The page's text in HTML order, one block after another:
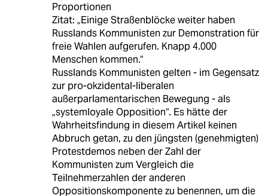
Proportionen
Zitat: „Einige Straßenblöcke weiter haben
Russlands Kommunisten zur Demonstration für
freie Wahlen aufgerufen. Knapp 4.000
Menschen kommen.“
Russlands Kommunisten gelten - im Gegensatz
zur pro-okzidental-liberalen
außerparlamentarischen Bewegung - als
„systemloyale Opposition“. Es hätte der
Wahrheitsfindung in diesem Artikel keinen
Abbruch getan, zu den jüngsten (genehmigten)
Protestdemos neben der Zahl der
Kommunisten zum Vergleich die
Teilnehmerzahlen der anderen
Oppositionskomponente zu benennen, um die